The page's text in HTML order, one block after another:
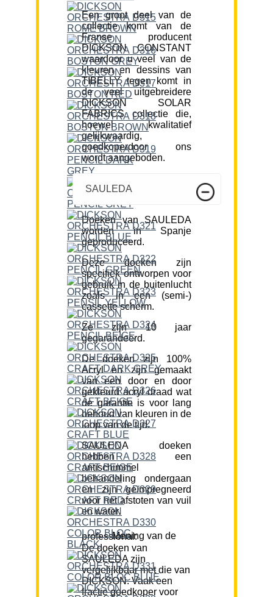
Een groot deel van de
collectie komt van de
Franse producent
DICKSON CONSTANT
waardoor u veel van de
kleuren en dessins van
TIBELLY tegen komt in
de veel uitgebreidere
DICKSON SOLAR
FABRICS collectie die,
hoewel kwalitatief
gelijkwaardig,
goedkoperdoor ons
wordt aangeboden.
SAULEDA
Doeken van SAULEDA
worden in Spanje
geproduceerd.
Deze doeken zijn
specifiek ontworpen voor
gebruik in de buitenlucht
zoals in een (semi-)
cassette scherm.
Ze zijn 10 jaar
gegarandeerd.
De doeken zijn 100%
Acryl en zijn gemaakt
van een door en door
gekleurd acryl draad wat
de garantie is voor lang
behoud van kleuren in de
loop van de tijd.
SAULEDA doeken
hebben een
antischimmel
behandeling ondergaan
en zijn geïmpregneerd
voor het afstoten van vuil
en water.
Mening van de professional:
De doeken van
SAULEDA zijn
vergelijkbaar met die van
DICKSON. Vaak een
fractie goedkoper voor